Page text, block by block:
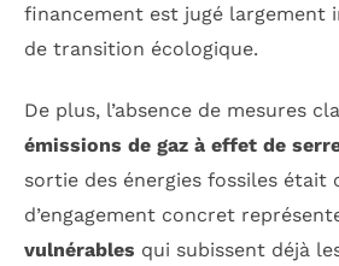
financement est jugé largement
de transition écologique.
De plus, l’absence de mesures
émissions de gaz à effet de
sortie des énergies fossiles
d’engagement concret
vulnérables qui subissent déjà